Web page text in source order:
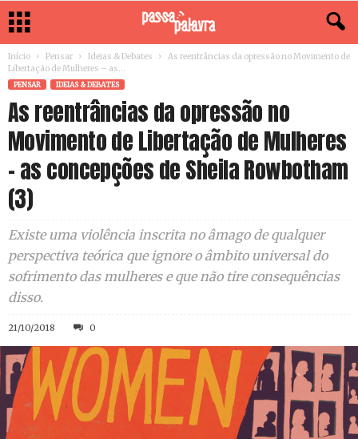
Início Pensar Ideias & Debates
As reentrâncias da opressão no Movimento de
Libertação de Mulheres – as...
PENSAR IDEIAS & DEBATES
As reentrâncias da opressão no
Movimento de Libertação de Mulheres
– as concepções de Sheila Rowbotham
(3)
Existe uma violência inscrita no âmago de qualquer
perspectiva teórica que ignore o âmbito universal do
sofrimento das mulheres e que não tire consequências
disso.
21/10/2018 0